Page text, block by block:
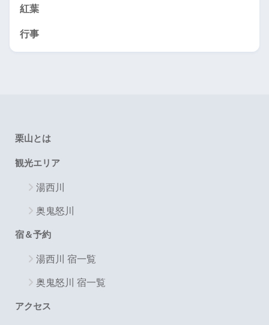
紅葉
行事
栗山とは
観光エリア
湯西川
奥鬼怒川
宿＆予約
湯西川 宿一覧
奥鬼怒川 宿一覧
アクセス